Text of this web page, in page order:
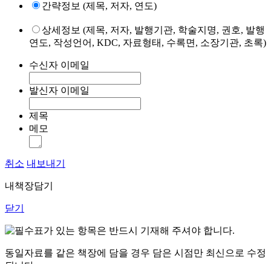
간략정보 (제목, 저자, 연도)
상세정보 (제목, 저자, 발행기관, 학술지명, 권호, 발행
연도, 작성언어, KDC, 자료형태, 수록면, 소장기관, 초록)
수신자 이메일
발신자 이메일
제목
메모
취소 내보내기
내책장담기
닫기
표가 있는 항목은 반드시 기재해 주셔야 합니다.
동일자료를 같은 책장에 담을 경우 담은 시점만 최신으로 수정